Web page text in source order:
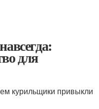
для
курильщики привыкли